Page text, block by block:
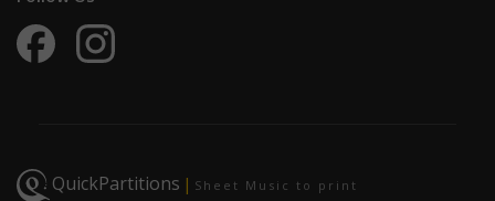
QuickPartitions | Sheet Music to print